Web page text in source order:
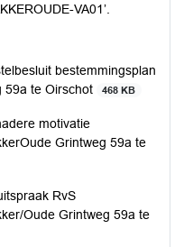
VA01’.
bestemmingsplan
59a te Oirschot
468 KB
motivatie
Grintweg 59a te
RvS
Oude Grintweg 59a te